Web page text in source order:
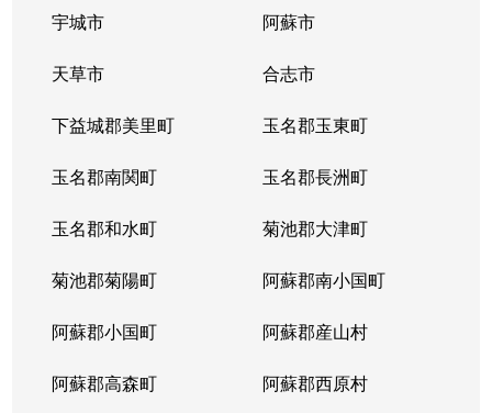
宇城市 阿蘇市
天草市 合志市
下益城郡美里町 玉名郡玉東町
玉名郡南関町 玉名郡長洲町
玉名郡和水町 菊池郡大津町
菊池郡菊陽町 阿蘇郡南小国町
阿蘇郡小国町 阿蘇郡産山村
阿蘇郡高森町 阿蘇郡西原村